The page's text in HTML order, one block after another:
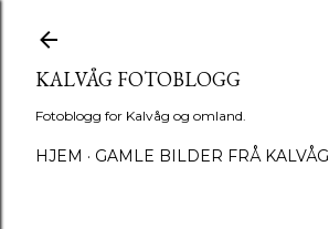
KALVÅG FOTOBLOGG
Fotoblogg for Kalvåg og omland.
HJEM GAMLE BILDER FRÅ KALVÅG